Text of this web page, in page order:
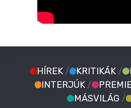
HÍREK / KRITIKÁK /
INTERJÚK /
MÁSVILÁG /